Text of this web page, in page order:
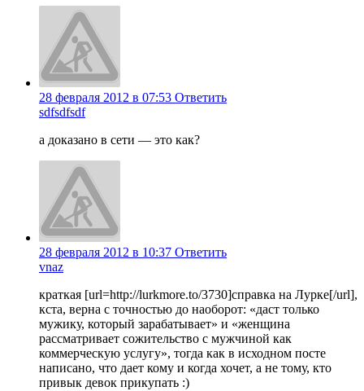
28 февраля 2012 в 07:53 Ответить
sdfsdfsdf
а доказано в сети — это как?
28 февраля 2012 в 10:37 Ответить
vnaz
краткая [url=http://lurkmore.to/3730]справка на Лурке[/url],
кста, верна с точностью до наоборот: «даст только
мужику, который зарабатывает» и «женщина
рассматривает сожительство с мужчиной как
коммерческую услугу», тогда как в исходном посте
написано, что дает кому и когда хочет, а не тому, кто
привык девок прикупать :)